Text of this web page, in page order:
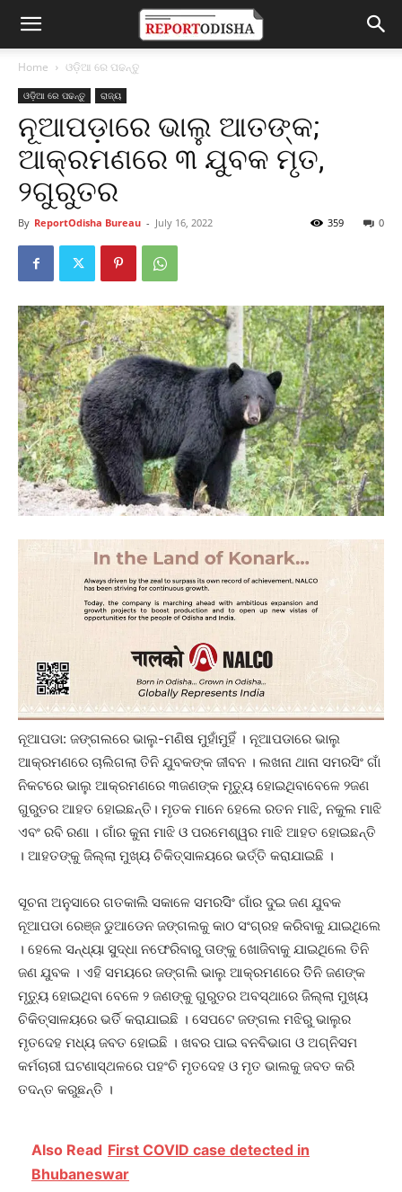
Home ଓଡ଼ିଆ ରେ ପଢନ୍ତୁ
ଓଡ଼ିଆ ରେ ପଢନ୍ତୁ ରାଜ୍ୟ
ନୂଆପଡ଼ାରେ ଭାଲୁ ଆତଙ୍କ;
ଆକ୍ରମଣରେ ୩ ଯୁବକ ମୃତ,
୨ଗୁରୁତର
By ReportOdisha Bureau - July 16, 2022 0
359
ନୂଆପଡା: ଜଙ୍ଗଲରେ ଭାଲୁ-ମଣିଷ ମୁହାଁମୁହିଁ । ନୂଆପଡାରେ ଭାଲୁ
ଆକ୍ରମଣରେ ଚାଲିଗଲା ତିନି ଯୁବକଙ୍କ ଜୀବନ । ଲଖନା ଥାନା ସମରସିଂ ଗାଁ
ନିକଟରେ ଭାଲୁ ଆକ୍ରମଣରେ ୩ଜଣଙ୍କ ମୃତ୍ୟୁ ହୋଇଥିବାବେଳେ ୨ଜଣ
ଗୁରୁତର ଆହତ ହୋଇଛନ୍ତି। ମୃତକ ମାନେ ହେଲେ ରତନ ମାଝି, ନକୁଲ ମାଝି
ଏବଂ ରବି ରଣା । ଗାଁର କୁନା ମାଝି ଓ ପରମେଶ୍ୱର ମାଝି ଆହତ ହୋଇଛନ୍ତି
। ଆହତଙ୍କୁ ଜିଲ୍ଲା ମୁଖ୍ୟ ଚିକିତ୍ସାଳୟରେ ଭର୍ତ୍ତି କରାଯାଇଛି ।
ସୂଚନା ଅନୁସାରେ ଗତକାଲି ସକାଳେ ସମରସିିଂ ଗାଁର ଦୁଇ ଜଣ ଯୁବକ
ନୂଆପଡା ରେଞ୍ଜ ଡୁଆଡେନ ଜଙ୍ଗଲକୁ କାଠ ସଂଗ୍ରହ କରିବାକୁ ଯାଇଥିଲେ
। ହେଲେ ସନ୍ଧ୍ୟା ସୁଦ୍ଧା ନଫେରିବାରୁ ତାଙ୍କୁ ଖୋଜିବାକୁ ଯାଇଥିଲେ ତିନି
ଜଣ ଯୁବକ । ଏହି ସମୟରେ ଜଙ୍ଗଲି ଭାଲୁ ଆକ୍ରମଣରେ ତିିନି ଜଣଙ୍କ
ମୃତ୍ୟୁ ହୋଇଥିବା ବେଳେ ୨ ଜଣଙ୍କୁ ଗୁରୁତର ଅବସ୍ଥାରେ ଜିଲ୍ଲା ମୁଖ୍ୟ
ଚିକିତ୍ସାଳୟରେ ଭର୍ତି କରାଯାଇଛି । ସେପଟେ ଜଙ୍ଗଲ ମଝିରୁ ଭାଲୁର
ମୃତଦେହ ମଧ୍ୟ ଜବତ ହୋଇଛି । ଖବର ପାଇ ବନବିଭାଗ ଓ ଅଗ୍ନିସମ
କର୍ମଚାରୀ ଘଟଣାସ୍ଥଳରେ ପହଂଚି ମୃତଦେହ ଓ ମୃତ ଭାଲକୁ ଜବତ କରି
ତଦନ୍ତ କରୁଛନ୍ତି ।
Also Read First COVID case detected in
Bhubaneswar